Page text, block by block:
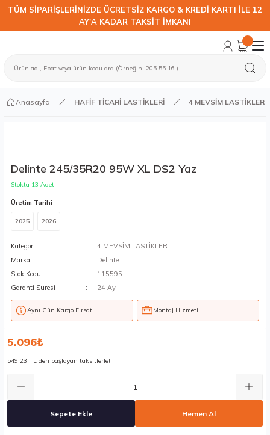
TÜM SİPARİŞLERİNİZDE ÜCRETSİZ KARGO & KREDİ KARTI İLE 12
AY'A KADAR TAKSİT İMKANI
Anasayfa HAFİF TİCARİ LASTİKLERİ 4 MEVSİM LASTİKLER
Delinte 245/35R20 95W XL DS2 Yaz
Stokta 13 Adet
Üretim Tarihi
2025 2026
Kategori
4 MEVSİM LASTİKLER
Marka
Delinte
Stok Kodu
115595
Garanti Süresi
24 Ay
Aynı Gün Kargo Fırsatı Montaj Hizmeti
5.096₺
549,23 TL den başlayan taksitlerle!
Sepete Ekle Hemen Al